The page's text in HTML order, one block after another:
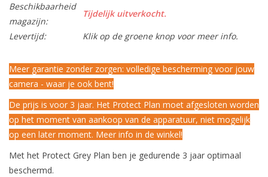
Beschikbaarheid
magazijn:
Tijdelijk uitverkocht.
Levertijd:
Klik op de groene knop voor meer info.
Meer garantie zonder zorgen: volledige bescherming voor jouw
camera - waar je ook bent!
De prijs is voor 3 jaar. Het Protect Plan moet afgesloten worden
op het moment van aankoop van de apparatuur, niet mogelijk
op een later moment. Meer info in de winkel!
Met het Protect Grey Plan ben je gedurende 3 jaar optimaal
beschermd.